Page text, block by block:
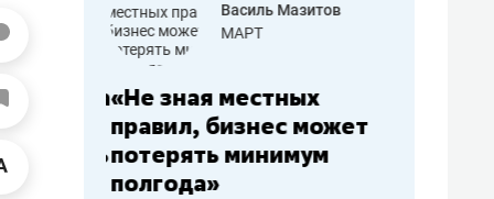
работа
Василь Мазитов
МАРТ
«Не зная местных
правил, бизнес может
потерять минимум
полгода»